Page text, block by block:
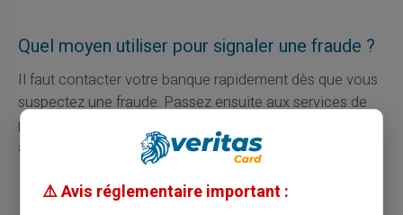
Quel moyen utiliser pour signaler une fraude ?
Il faut contacter votre banque rapidement dès que vous
suspectez une fraude. Passez ensuite aux services de
police pour déposer une plainte officielle. Ne négligez
aucune étape sous prétexte d'un manque de preuve
immédiate.
⚠️ Avis réglementaire important :